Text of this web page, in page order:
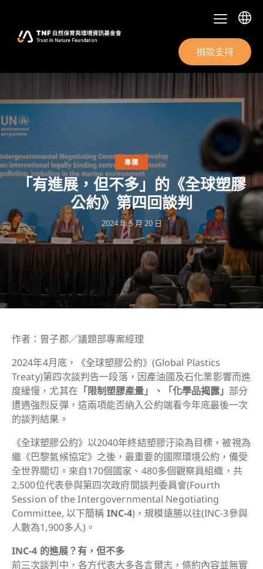
捐款支持
專欄
「有進展，但不多」的《全球塑膠
公約》第四回談判
2024 年 5 月 20 日
作者：曾子郡／議題部專案經理
2024年4月底，《全球塑膠公約》(Global Plastics
Treaty)第四次談判告一段落，因產油國及石化業影響而進
度緩慢，尤其在 「限制塑膠產量」、「化學品揭露」部分
遭遇強烈反彈，這兩項能否納入公約端看今年底最後一次
的談判結果。
《全球塑膠公約》以2040年終結塑膠汙染為目標，被視為
繼《巴黎氣候協定》之後，最重要的國際環境公約，備受
全世界關切。來自170個國家、480多個觀察員組織，共
2,500位代表參與第四次政府間談判委員會(Fourth
Session of the Intergovernmental Negotiating
Committee, 以下簡稱 INC-4)，規模遠勝以往(INC-3參與
人數為1,900多人)。
INC-4 的進展？有，但不多
前三次談判中，各方代表大多各言爾志，條約內容並無實